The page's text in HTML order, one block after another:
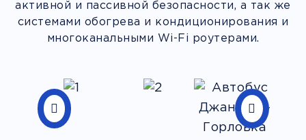
активной и пассивной безопасности, а так же
системами обогрева и кондиционирования и
многоканальными Wi-Fi роутерами.